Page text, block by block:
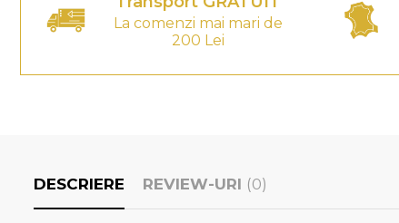
La comenzi mai mari de
200 Lei
DESCRIERE REVIEW-URI (0)